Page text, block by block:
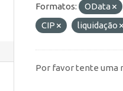
Formatos: OData
CIP
liquidação
Por favor tente uma